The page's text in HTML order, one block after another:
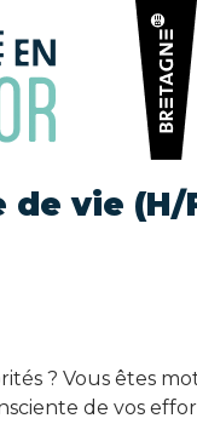
de vie (H/
? Vous êtes
de vos